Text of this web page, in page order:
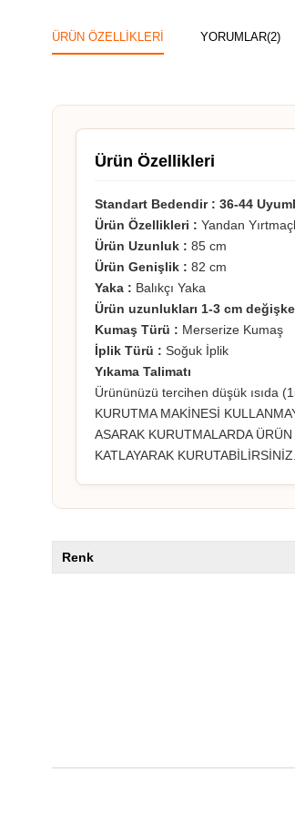
ÜRÜN ÖZELLIKLERI YORUMLAR(2)
Ürün Özellikleri
Standart Bedendir : 36-44
Ürün Özellikleri : Yandan
Ürün Uzunluk : 85 cm
Ürün Genişlik : 82 cm
Yaka : Balıkçı Yaka
Ürün uzunlukları 1-3 cm
Kumaş Türü : Merserize Kumaş
İplik Türü : Soğuk İplik
Yıkama Talimatı
Ürününüzü tercihen düşük ısıda
KURUTMA MAKİNESİ
ASARAK KURUTMALARDA ÜRÜN
KATLAYARAK KURUTABİLİRSİNİZ.
Renk